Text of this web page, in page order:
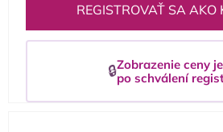
REGISTROVAŤ SA AKO
🔒Zobrazenie ceny je
po schválení